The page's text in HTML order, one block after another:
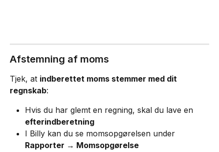
Afstemning af moms
Tjek, at indberettet moms stemmer med dit
regnskab:
Hvis du har glemt en regning, skal du lave en
efterindberetning
I Billy kan du se momsopgørelsen under
Rapporter → Momsopgørelse